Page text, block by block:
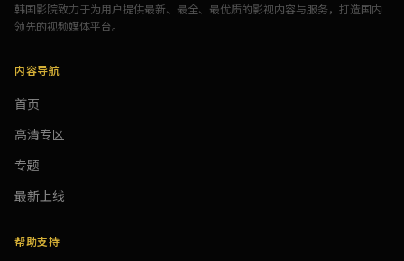
韩国影院致力于为用户提供最新、最全、最优质的影视内容与服务，打造国内
领先的视频媒体平台。
内容导航
首页
高清专区
专题
最新上线
帮助支持